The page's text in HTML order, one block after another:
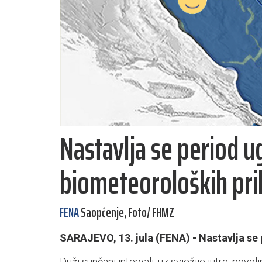
Nastavlja se period
biometeoroloških
FENASaopćenje, Foto/ FHMZ
SARAJEVO, 13. jula (FENA) - Nastavlja